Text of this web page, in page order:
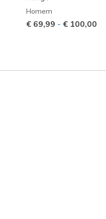
Homem
€ 69,99 - € 100,00